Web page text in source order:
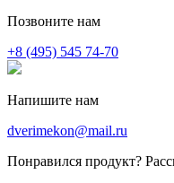
Позвоните нам
+8 (495) 545 74-70
Напишите нам
dverimekon@mail.ru
Понравился продукт?